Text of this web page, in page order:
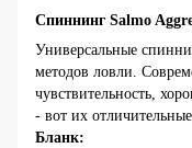
Спиннинг Salmo
Универсальные
методов ловли.
чувствительность,
- вот их
Бланк: